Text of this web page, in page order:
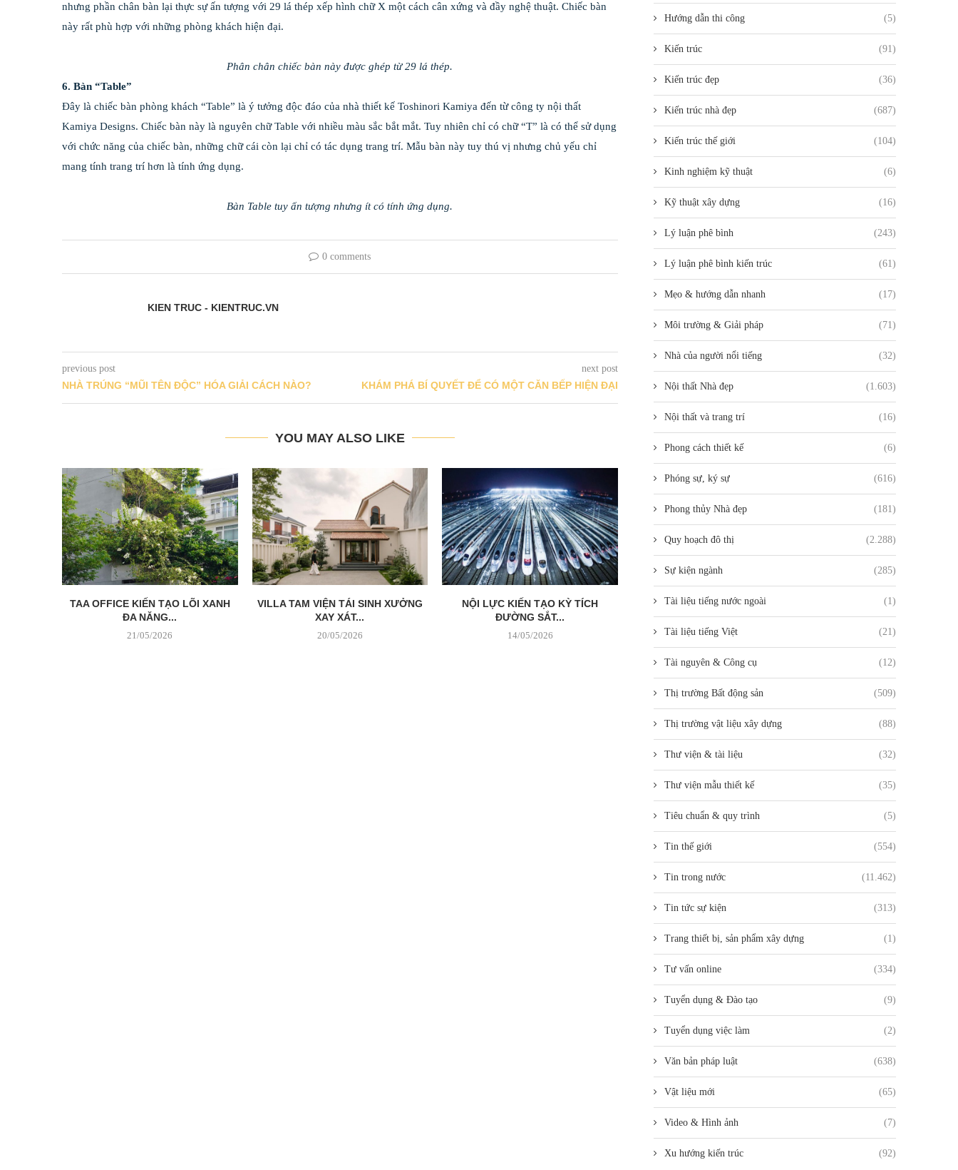
nhưng phần chân bàn lại thực sự ấn tượng với 29 lá thép xếp hình chữ X một cách cân xứng và đầy nghệ thuật. Chiếc bàn
này rất phù hợp với những phòng khách hiện đại.
Phân chân chiếc bàn này được ghép từ 29 lá thép.
6. Bàn “Table”
Đây là chiếc bàn phòng khách “Table” là ý tưởng độc đáo của nhà thiết kế Toshinori Kamiya đến từ công ty nội thất
Kamiya Designs. Chiếc bàn này là nguyên chữ Table với nhiều màu sắc bắt mắt. Tuy nhiên chỉ có chữ “T” là có thể sử dụng
với chức năng của chiếc bàn, những chữ cái còn lại chỉ có tác dụng trang trí. Mẫu bàn này tuy thú vị nhưng chủ yếu chỉ
mang tính trang trí hơn là tính ứng dụng.
Bàn Table tuy ấn tượng nhưng ít có tính ứng dụng.
0 comments
KIEN TRUC - KIENTRUC.VN
previous post
NHÀ TRÚNG “MŨI TÊN ĐỘC” HÓA GIẢI CÁCH NÀO?
next post
KHÁM PHÁ BÍ QUYẾT ĐỂ CÓ MỘT CĂN BẾP HIỆN ĐẠI
YOU MAY ALSO LIKE
TAA OFFICE KIẾN TẠO LÕI XANH
ĐA NĂNG...
21/05/2026
VILLA TAM VIỆN TÁI SINH XƯỞNG
XAY XÁT...
20/05/2026
NỘI LỰC KIẾN TẠO KỲ TÍCH
ĐƯỜNG SẮT...
14/05/2026
Hướng dẫn thi công (5)
Kiến trúc (91)
Kiến trúc đẹp (36)
Kiến trúc nhà đẹp (687)
Kiến trúc thế giới (104)
Kinh nghiệm kỹ thuật (6)
Kỹ thuật xây dựng (16)
Lý luận phê bình (243)
Lý luận phê bình kiến trúc (61)
Mẹo & hướng dẫn nhanh (17)
Môi trường & Giải pháp (71)
Nhà của người nổi tiếng (32)
Nội thất Nhà đẹp (1.603)
Nội thất và trang trí (16)
Phong cách thiết kế (6)
Phóng sự, ký sự (616)
Phong thủy Nhà đẹp (181)
Quy hoạch đô thị (2.288)
Sự kiện ngành (285)
Tài liệu tiếng nước ngoài (1)
Tài liệu tiếng Việt (21)
Tài nguyên & Công cụ (12)
Thị trường Bất động sản (509)
Thị trường vật liệu xây dựng (88)
Thư viện & tài liệu (32)
Thư viện mẫu thiết kế (35)
Tiêu chuẩn & quy trình (5)
Tin thế giới (554)
Tin trong nước (11.462)
Tin tức sự kiện (313)
Trang thiết bị, sản phẩm xây dựng (1)
Tư vấn online (334)
Tuyển dụng & Đào tạo (9)
Tuyển dụng việc làm (2)
Văn bản pháp luật (638)
Vật liệu mới (65)
Video & Hình ảnh (7)
Xu hướng kiến trúc (92)